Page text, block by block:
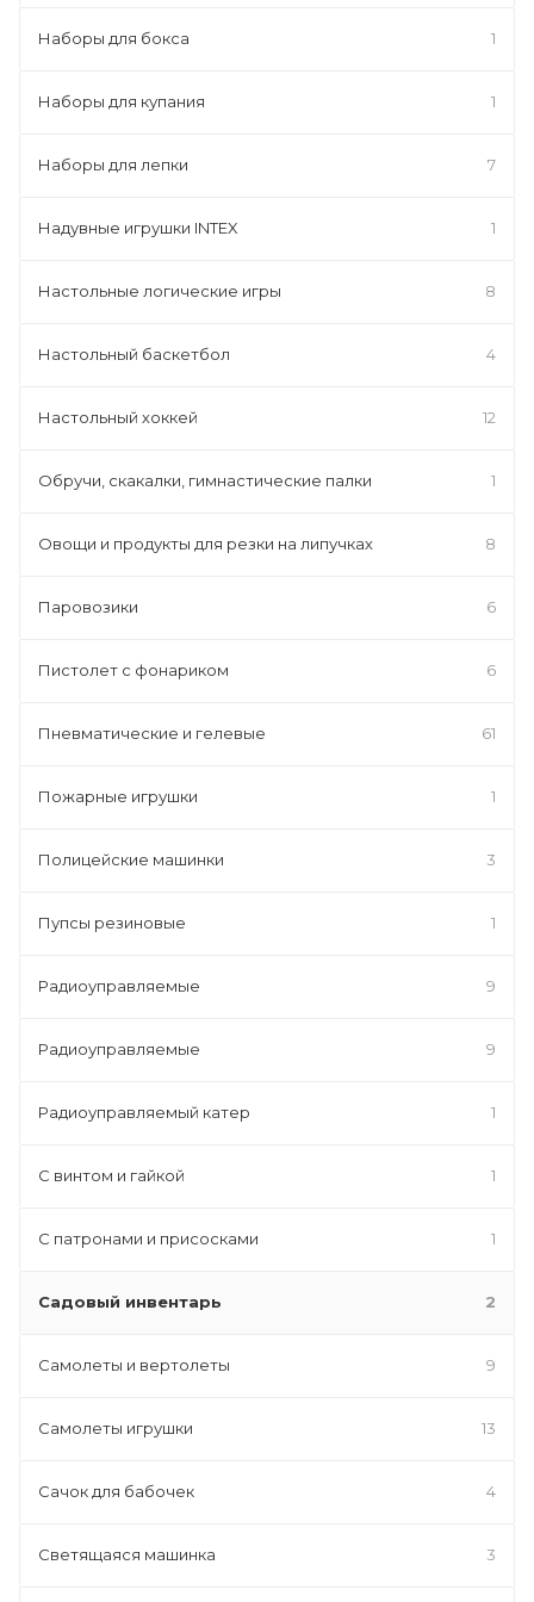
Наборы для бокса 1
Наборы для купания 1
Наборы для лепки 7
Надувные игрушки INTEX 1
Настольные логические игры 8
Настольный баскетбол 4
Настольный хоккей 12
Обручи, скакалки, гимнастические палки 1
Овощи и продукты для резки на липучках 8
Паровозики 6
Пистолет с фонариком 6
Пневматические и гелевые 61
Пожарные игрушки 1
Полицейские машинки 3
Пупсы резиновые 1
Радиоуправляемые 9
Радиоуправляемые 9
Радиоуправляемый катер 1
С винтом и гайкой 1
С патронами и присосками 1
Садовый инвентарь 2
Самолеты и вертолеты 9
Самолеты игрушки 13
Сачок для бабочек 4
Светящаяся машинка 3